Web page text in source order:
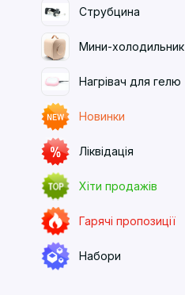
Струбцина
Мини-холодильник
Нагрівач для гелю
Новинки
Ліквідація
Хіти продажів
Гарячі пропозиції
Набори